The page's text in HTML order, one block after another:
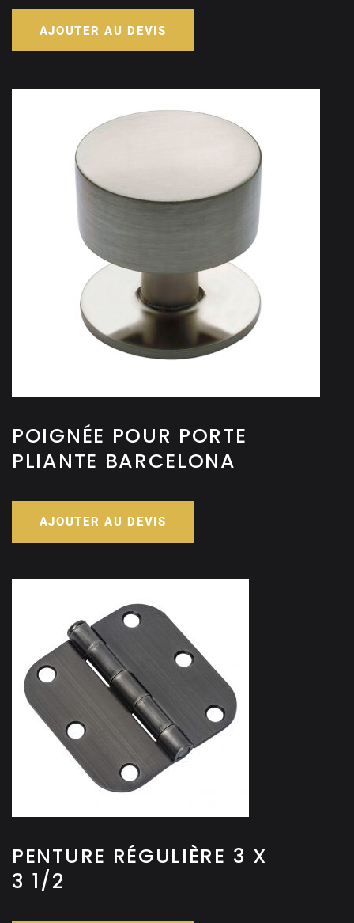
AJOUTER AU DEVIS
POIGNÉE POUR PORTE
PLIANTE BARCELONA
AJOUTER AU DEVIS
PENTURE RÉGULIÈRE 3 X
3 1/2